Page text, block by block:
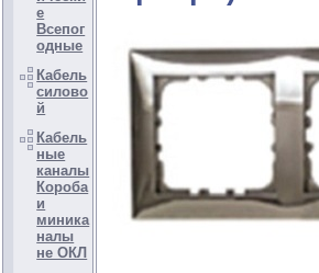
е
Всепог
одные
Кабель
силово
й
Кабель
ные
каналы
Короба
и
миника
налы
не ОКЛ